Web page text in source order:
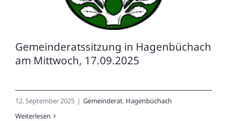
Gemeinderatssitzung in Hagenbüchach
am Mittwoch, 17.09.2025
12. September 2025 | Gemeinderat, Hagenbüchach
Weiterlesen